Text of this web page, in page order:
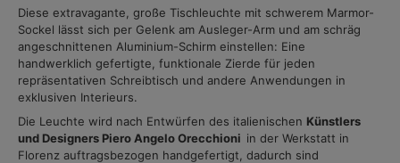
Diese extravagante, große Tischleuchte mit schwerem Marmor-
Sockel lässt sich per Gelenk am Ausleger-Arm und am schräg
angeschnittenen Aluminium-Schirm einstellen: Eine
handwerklich gefertigte, funktionale Zierde für jeden
repräsentativen Schreibtisch und andere Anwendungen in
exklusiven Interieurs.
Die Leuchte wird nach Entwürfen des italienischen Künstlers
und Designers Piero Angelo Orecchioni in der Werkstatt in
Florenz auftragsbezogen handgefertigt, dadurch sind